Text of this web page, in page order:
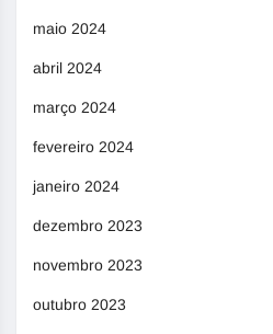
maio 2024
abril 2024
março 2024
fevereiro 2024
janeiro 2024
dezembro 2023
novembro 2023
outubro 2023